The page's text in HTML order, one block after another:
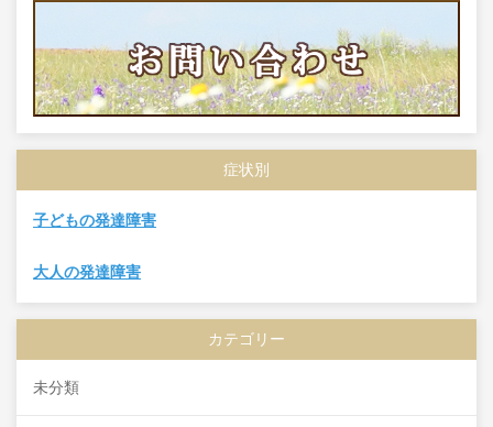
症状別
子どもの発達障害
大人の発達障害
カテゴリー
未分類